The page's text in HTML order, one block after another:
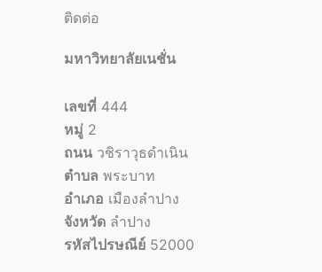
ติดต่อ
มหาวิทยาลัยเนชั่น
เลขที่ 444
หมู่ 2
ถนน วชิราวุธดำเนิน
ตำบล พระบาท
อำเภอ เมืองลำปาง
จังหวัด ลำปาง
รหัสไปรษณีย์ 52000